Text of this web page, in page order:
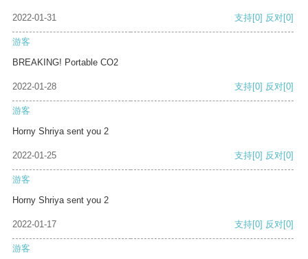
2022-01-31 支持[0] 反对[0]
游客
BREAKING! Portable CO2
2022-01-28 支持[0] 反对[0]
游客
Horny Shriya sent you 2
2022-01-25 支持[0] 反对[0]
游客
Horny Shriya sent you 2
2022-01-17 支持[0] 反对[0]
游客